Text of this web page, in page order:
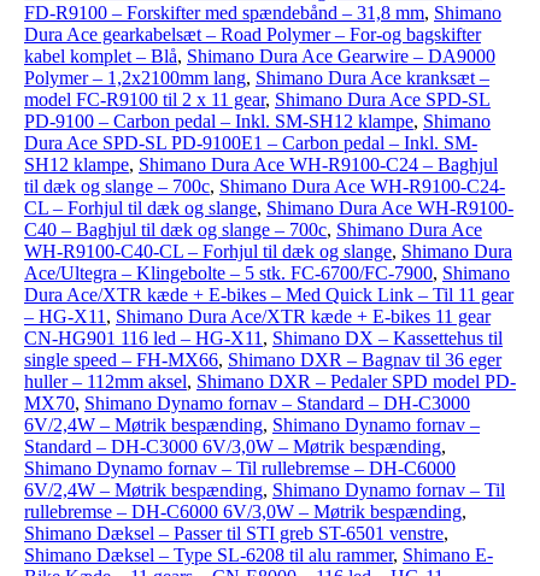
FD-R9100 – Forskifter med spændebånd – 31,8 mm, Shimano
Dura Ace gearkabelsæt – Road Polymer – For-og bagskifter
kabel komplet – Blå, Shimano Dura Ace Gearwire – DA9000
Polymer – 1,2x2100mm lang, Shimano Dura Ace kranksæt –
model FC-R9100 til 2 x 11 gear, Shimano Dura Ace SPD-SL
PD-9100 – Carbon pedal – Inkl. SM-SH12 klampe, Shimano
Dura Ace SPD-SL PD-9100E1 – Carbon pedal – Inkl. SM-
SH12 klampe, Shimano Dura Ace WH-R9100-C24 – Baghjul
til dæk og slange – 700c, Shimano Dura Ace WH-R9100-C24-
CL – Forhjul til dæk og slange, Shimano Dura Ace WH-R9100-
C40 – Baghjul til dæk og slange – 700c, Shimano Dura Ace
WH-R9100-C40-CL – Forhjul til dæk og slange, Shimano Dura
Ace/Ultegra – Klingebolte – 5 stk. FC-6700/FC-7900, Shimano
Dura Ace/XTR kæde + E-bikes – Med Quick Link – Til 11 gear
– HG-X11 , Shimano Dura Ace/XTR kæde + E-bikes 11 gear
CN-HG901 116 led – HG-X11 , Shimano DX – Kassettehus til
single speed – FH-MX66, Shimano DXR – Bagnav til 36 eger
huller – 112mm aksel, Shimano DXR – Pedaler SPD model PD-
MX70, Shimano Dynamo fornav – Standard – DH-C3000
6V/2,4W – Møtrik bespænding, Shimano Dynamo fornav –
Standard – DH-C3000 6V/3,0W – Møtrik bespænding,
Shimano Dynamo fornav – Til rullebremse – DH-C6000
6V/2,4W – Møtrik bespænding, Shimano Dynamo fornav – Til
rullebremse – DH-C6000 6V/3,0W – Møtrik bespænding,
Shimano Dæksel – Passer til STI greb ST-6501 venstre,
Shimano Dæksel – Type SL-6208 til alu rammer, Shimano E-